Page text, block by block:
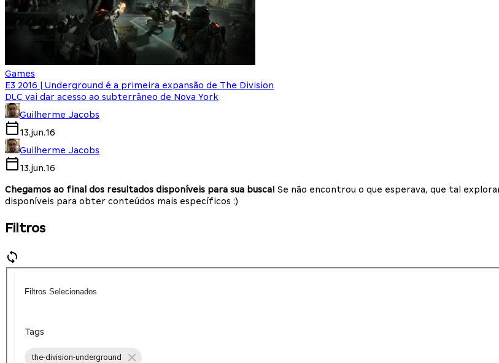
Games
E3 2016 | Underground é a primeira expansão de The Division
DLC vai dar acesso ao subterrâneo de Nova York
Guilherme Jacobs
13.jun.16
Guilherme Jacobs
13.jun.16
Chegamos ao final dos resultados disponíveis para sua busca! Se não encontrou o que esperava, que tal
disponíveis para obter conteúdos mais específicos :)
Filtros
Filtros Selecionados
Tags
the-division-underground